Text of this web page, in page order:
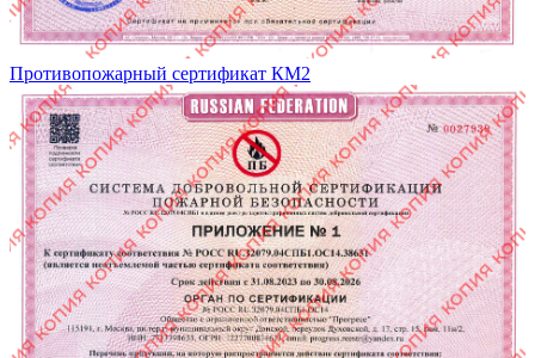
Противопожарный сертификат КМ2